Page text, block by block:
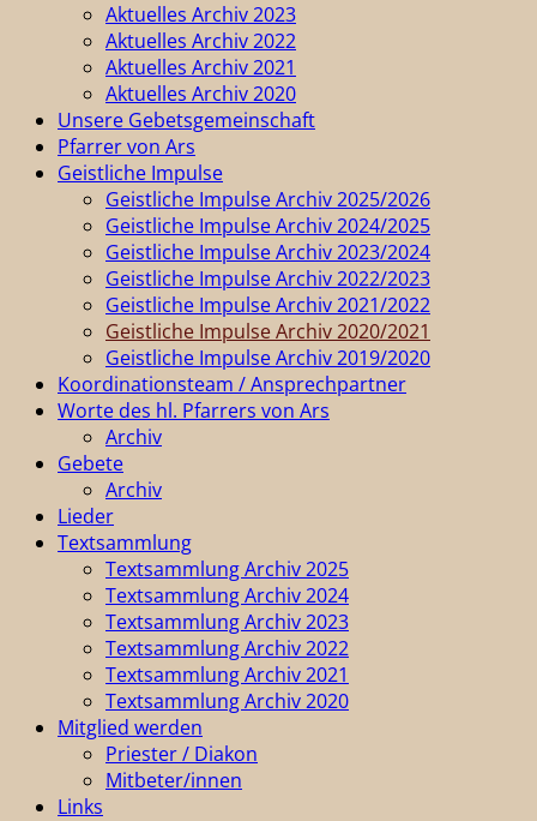
Aktuelles Archiv 2023
Aktuelles Archiv 2022
Aktuelles Archiv 2021
Aktuelles Archiv 2020
Unsere Gebetsgemeinschaft
Pfarrer von Ars
Geistliche Impulse
Geistliche Impulse Archiv 2025/2026
Geistliche Impulse Archiv 2024/2025
Geistliche Impulse Archiv 2023/2024
Geistliche Impulse Archiv 2022/2023
Geistliche Impulse Archiv 2021/2022
Geistliche Impulse Archiv 2020/2021
Geistliche Impulse Archiv 2019/2020
Koordinationsteam / Ansprechpartner
Worte des hl. Pfarrers von Ars
Archiv
Gebete
Archiv
Lieder
Textsammlung
Textsammlung Archiv 2025
Textsammlung Archiv 2024
Textsammlung Archiv 2023
Textsammlung Archiv 2022
Textsammlung Archiv 2021
Textsammlung Archiv 2020
Mitglied werden
Priester / Diakon
Mitbeter/innen
Links